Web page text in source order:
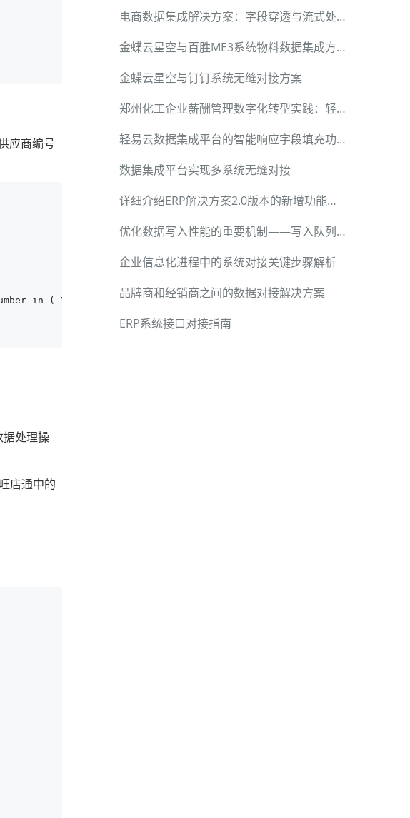
应商编号
in ( \'7000\',\'3000\') and FISGENFORIOS=0'
处理操
店通中的
电商数据集成解决方案：字段穿透与流式处理引擎
金蝶云星空与百胜ME3系统物料数据集成方案
金蝶云星空与钉钉系统无缝对接方案
郑州化工企业薪酬管理数字化转型实践：轻易云数据集成方案解析
轻易云数据集成平台的智能响应字段填充功能
数据集成平台实现多系统无缝对接
详细介绍ERP解决方案2.0版本的新增功能和优化
优化数据写入性能的重要机制——写入队列池
企业信息化进程中的系统对接关键步骤解析
品牌商和经销商之间的数据对接解决方案
ERP系统接口对接指南